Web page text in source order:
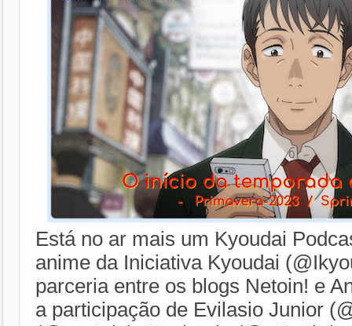
Está no ar mais um Kyoudai
anime da Iniciativa Kyoudai
parceria entre os blogs Netoin! e
a participação de Evilasio Junior